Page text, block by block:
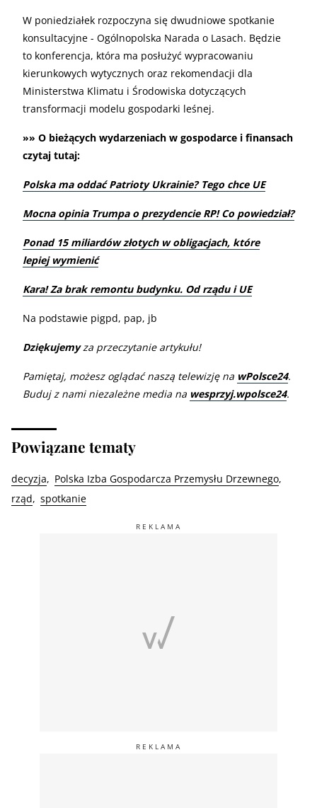
W poniedziałek rozpoczyna się dwudniowe spotkanie
konsultacyjne - Ogólnopolska Narada o Lasach. Będzie
to konferencja, która ma posłużyć wypracowaniu
kierunkowych wytycznych oraz rekomendacji dla
Ministerstwa Klimatu i Środowiska dotyczących
transformacji modelu gospodarki leśnej.
»» O bieżących wydarzeniach w gospodarce i finansach
czytaj tutaj:
Polska ma oddać Patrioty Ukrainie? Tego chce UE
Mocna opinia Trumpa o prezydencie RP! Co powiedział?
Ponad 15 miliardów złotych w obligacjach, które
lepiej wymienić
Kara! Za brak remontu budynku. Od rządu i UE
Na podstawie pigpd, pap, jb
Dziękujemyza przeczytanie artykułu!
Pamiętaj, możesz oglądać naszą telewizję na wPolsce24.
Buduj z nami niezależne media na wesprzyj.wpolsce24.
Powiązane tematy
decyzja
Polska Izba Gospodarcza Przemysłu Drzewnego
rząd
spotkanie